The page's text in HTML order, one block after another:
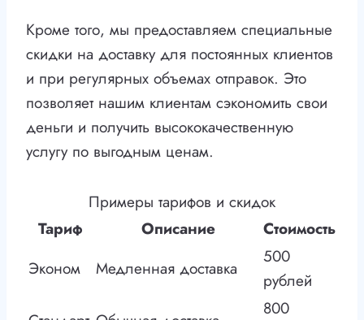
Кроме того, мы предоставляем специальные
скидки на доставку для постоянных клиентов
и при регулярных объемах отправок. Это
позволяет нашим клиентам сэкономить свои
деньги и получить высококачественную
услугу по выгодным ценам.
Примеры тарифов и скидок
Тариф
Описание
Стоимость
Эконом
Медленная доставка
500
рублей
800